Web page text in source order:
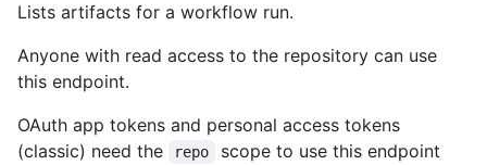
Lists artifacts for a workflow run.
Anyone with read access to the repository can use
this endpoint.
OAuth app tokens and personal access tokens
(classic) need the
repo
scope to use this endpoint